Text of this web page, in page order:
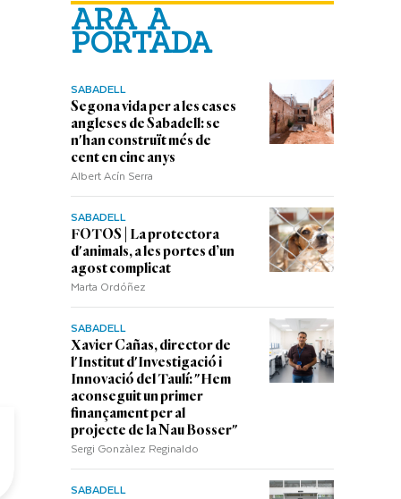
ARA A
PORTADA
SABADELL
Segona vida per a les cases
angleses de Sabadell: se
n'han construït més de
cent en cinc anys
Albert Acín Serra
SABADELL
FOTOS | La protectora
d'animals, a les portes d’un
agost complicat
Marta Ordóñez
SABADELL
Xavier Cañas, director de
l'Institut d'Investigació i
Innovació del Taulí: "Hem
aconseguit un primer
finançament per al
projecte de la Nau Bosser"
Sergi Gonzàlez Reginaldo
SABADELL